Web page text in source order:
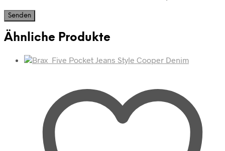
Ähnliche Produkte